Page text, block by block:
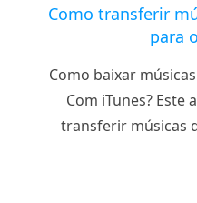
Como transferir
para
Como baixar
Com iTunes? Este
transferir músicas